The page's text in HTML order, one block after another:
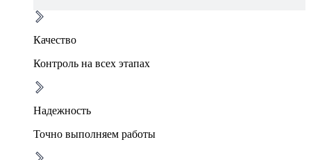
Качество
Контроль на всех этапах
Надежность
Точно выполняем работы